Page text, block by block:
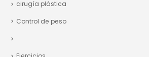
cirugía plástica
Control de peso